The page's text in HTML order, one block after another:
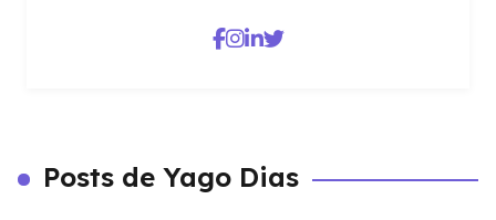
Posts de Yago Dias